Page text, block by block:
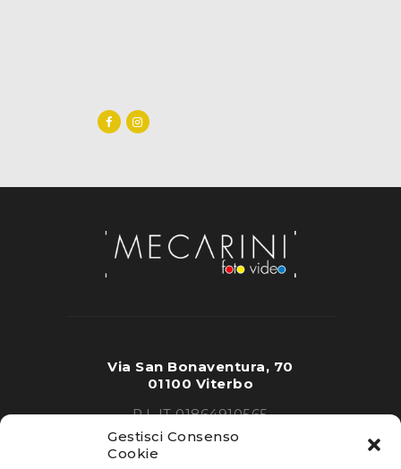
Gestisci Consenso
Cookie
Via San Bonaventura, 70
01100 Viterbo
P.I. IT 01864910565